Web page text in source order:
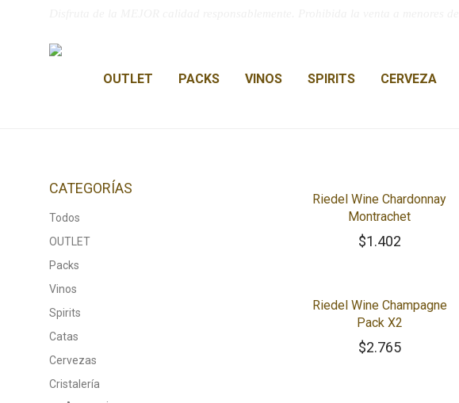
OUTLET PACKS VINOS SPIRITS CERVEZA
CATEGORÍAS
Todos
OUTLET
Packs
Vinos
Spirits
Catas
Cervezas
Cristalería
Riedel Wine Chardonnay
Montrachet
$1.402
Riedel Wine Champagne
Pack X2
$2.765